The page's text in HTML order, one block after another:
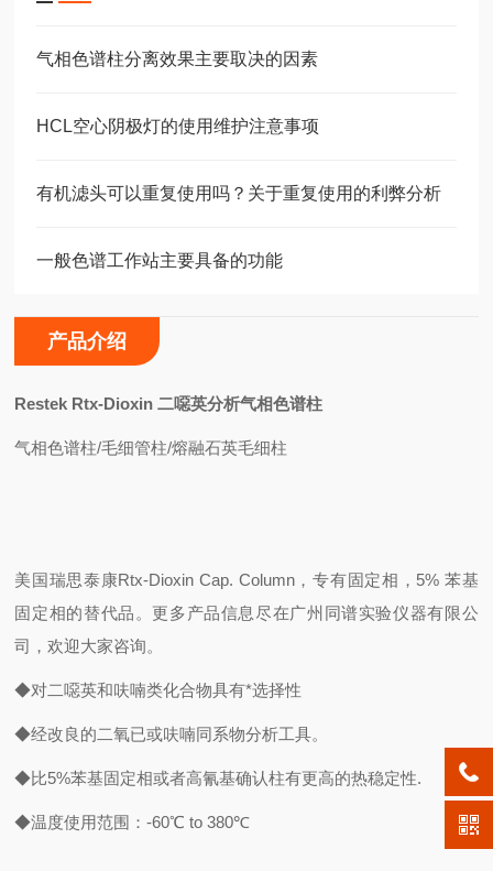
气相色谱柱分离效果主要取决的因素
HCL空心阴极灯的使用维护注意事项
有机滤头可以重复使用吗？关于重复使用的利弊分析
一般色谱工作站主要具备的功能
产品介绍
Restek Rtx-Dioxin二噁英分析气相色谱柱
气相色谱柱/毛细管柱/熔融石英毛细柱
美国瑞思泰康Rtx-Dioxin Cap. Column，专有固定相，5% 苯基
固定相的替代品。更多产品信息尽在广州同谱实验仪器有限公
司，欢迎大家咨询。
◆对二噁英和呋喃类化合物具有*选择性
◆经改良的二氧已或呋喃同系物分析工具。
◆比5%苯基固定相或者高氰基确认柱有更高的热稳定性.
◆温度使用范围：-60℃ to 380℃